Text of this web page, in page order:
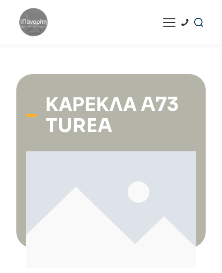
ΚΑΡΈΚΛΑ A73
TUREA